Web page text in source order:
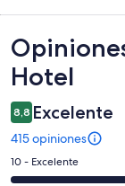
Opiniones
Hotel
8,8 Excelente
415 opiniones
Evaluación:
10
10 - Excelente